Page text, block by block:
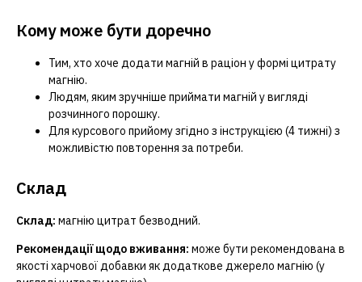
Кому може бути доречно
Тим, хто хоче додати магній в раціон у формі цитрату
магнію.
Людям, яким зручніше приймати магній у вигляді
розчинного порошку.
Для курсового прийому згідно з інструкцією (4 тижні) з
можливістю повторення за потреби.
Склад
Склад: магнію цитрат безводний.
Рекомендації щодо вживання: може бути рекомендована в
якості харчової добавки як додаткове джерело магнію (у